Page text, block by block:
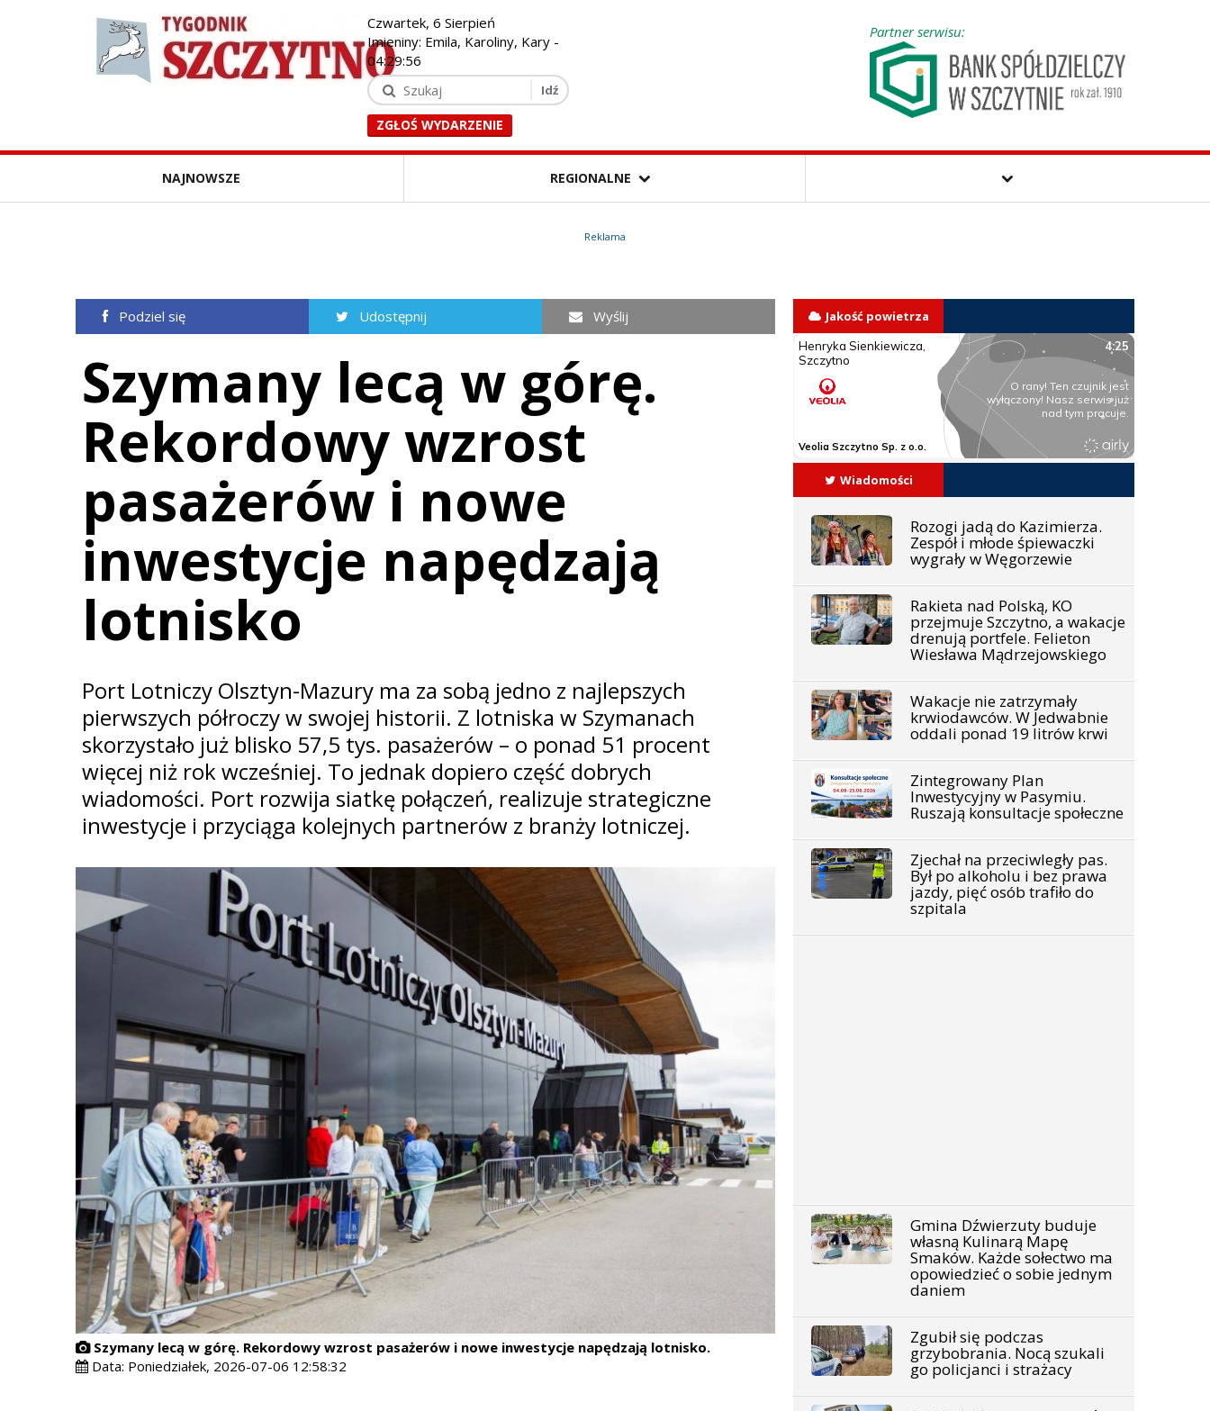
Czwartek, 6 Sierpień
Imieniny: Emila, Karoliny, Kary -
04:29:57
ZGŁOŚ WYDARZENIE
Partner serwisu:
NAJNOWSZE REGIONALNE
Reklama
Podziel się Udostępnij Wyślij
Szymany lecą w górę.
Rekordowy wzrost
pasażerów i nowe
inwestycje napędzają
lotnisko
Port Lotniczy Olsztyn-Mazury ma za sobą jedno z najlepszych
pierwszych półroczy w swojej historii. Z lotniska w Szymanach
skorzystało już blisko 57,5 tys. pasażerów – o ponad 51 procent
więcej niż rok wcześniej. To jednak dopiero część dobrych
wiadomości. Port rozwija siatkę połączeń, realizuje strategiczne
inwestycje i przyciąga kolejnych partnerów z branży lotniczej.
Szymany lecą w górę. Rekordowy wzrost pasażerów i nowe inwestycje napędzają lotnisko.
Data: Poniedziałek, 2026-07-06 12:58:32
Jakość powietrza
Wiadomości
Rozogi jadą do Kazimierza.
Zespół i młode śpiewaczki
wygrały w Węgorzewie
Rakieta nad Polską, KO
przejmuje Szczytno, a wakacje
drenują portfele. Felieton
Wiesława Mądrzejowskiego
Wakacje nie zatrzymały
krwiodawców. W Jedwabnie
oddali ponad 19 litrów krwi
Zintegrowany Plan
Inwestycyjny w Pasymiu.
Ruszają konsultacje społeczne
Zjechał na przeciwległy pas.
Był po alkoholu i bez prawa
jazdy, pięć osób trafiło do
szpitala
Gmina Dźwierzuty buduje
własną Kulinarą Mapę
Smaków. Każde sołectwo ma
opowiedzieć o sobie jednym
daniem
Zgubił się podczas
grzybobrania. Nocą szukali
go policjanci i strażacy